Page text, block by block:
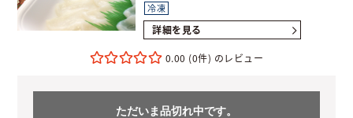
冷凍
詳細を見る
0.00 (0件)
ただいま品切れ中です。